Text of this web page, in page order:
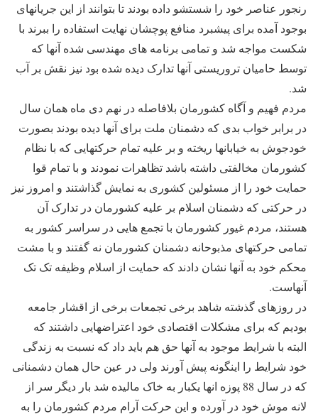
رنجور عناصر خود را شستشو داده بودند تا بتوانند از این جریانهای
بوجود آمده برای پیشبرد منافع پوچشان نهایت استفاده را ببرند با
شکست مواجه شد و تمامی برنامه های مهندسی شده آنها که
توسط حامیان تروریستی آنها تدارک دیده شده بود نیز نقش بر آب
شد.
مردم فهیم و آگاه کشورمان بلافاصله در نهم دی ماه همان سال
در برابر خواب بدی که دشمنان ملت برای آنها دیده بودند بصورت
خودجوش به خیابانها ریخته و بر علیه تمام حرکتهایی که با نظام
کشورمان مخالفتی داشته باشد تظاهرات نمودند و با تمام قوا
حمایت خود را از مسئولین کشوری به نمایش گذاشتند و امروز نیز
در حرکتی که دشمنان اسلام بر علیه کشورمان در تدارک آن
هستند، مردم غیور کشورمان با تجمع هایی در سراسر کشور به
تمامی حرکتهای مذبوحانه دشمنان کشورمان نه گفتند و با مشت
محکم خود به آنها نشان دادند که حمایت از اسلام وظیفه تک تک
آنهاست.
در روزهای گذشته شاهد برخی تجمعات برخی از اقشار جامعه
بودیم که برای مشکلات اقتصادی خود اعتراضهایی داشتند که
البته با شرایط موجود به آنها حق هم باید داد که نسبت به زندگی
خود شرایط را اینگونه پیش آورند ولی در عین حال همان دشمنانی
که در سال 88 پوزه انها یکبار به خاک مالیده شد بار دیگر سر از
لانه موش خود در آورده و این حرکت آرام مردم کشورمان را به